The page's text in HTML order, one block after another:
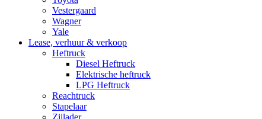
Vestergaard
Wagner
Yale
Lease, verhuur & verkoop
Heftruck
Diesel Heftruck
Elektrische heftruck
LPG Heftruck
Reachtruck
Stapelaar
Zijlader